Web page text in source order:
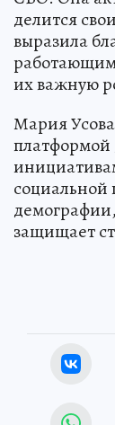
делится
выразила
работающим
их важную
Мария
социальной
защищает